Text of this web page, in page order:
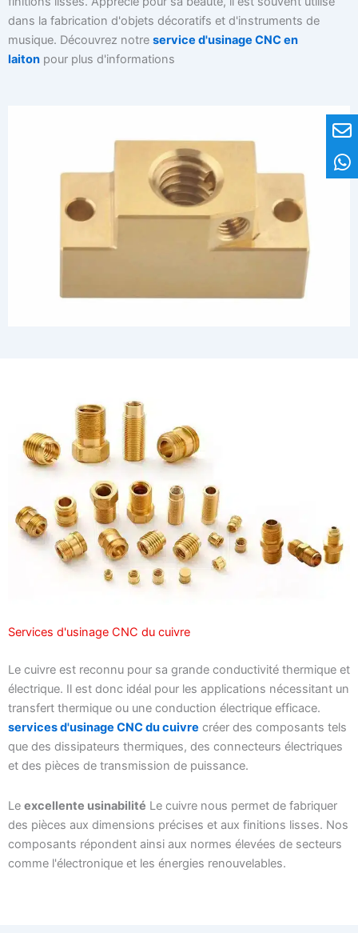
dans la fabrication d'objets décoratifs et d'instruments de
musique. Découvrez notre service d'usinage CNC en
laiton pour plus d'informations
Services d'usinage CNC du cuivre
Le cuivre est reconnu pour sa grande conductivité thermique et
électrique. Il est donc idéal pour les applications nécessitant un
transfert thermique ou une conduction électrique efficace.
services d'usinage CNC du cuivre créer des composants tels
que des dissipateurs thermiques, des connecteurs électriques
et des pièces de transmission de puissance.
Le excellente usinabilité Le cuivre nous permet de fabriquer
des pièces aux dimensions précises et aux finitions lisses. Nos
composants répondent ainsi aux normes élevées de secteurs
comme l'électronique et les énergies renouvelables.